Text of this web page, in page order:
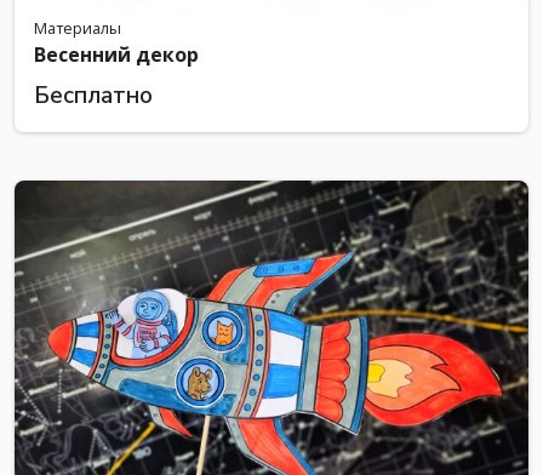
Материалы
Весенний декор
Бесплатно